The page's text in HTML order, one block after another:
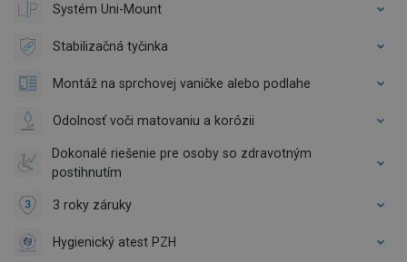
Systém Uni-Mount
Stabilizačná tyčinka
Montáž na sprchovej vaničke alebo podlahe
Odolnosť voči matovaniu a korózii
Dokonalé riešenie pre osoby so zdravotným
postihnutím
3 roky záruky
Hygienický atest PZH